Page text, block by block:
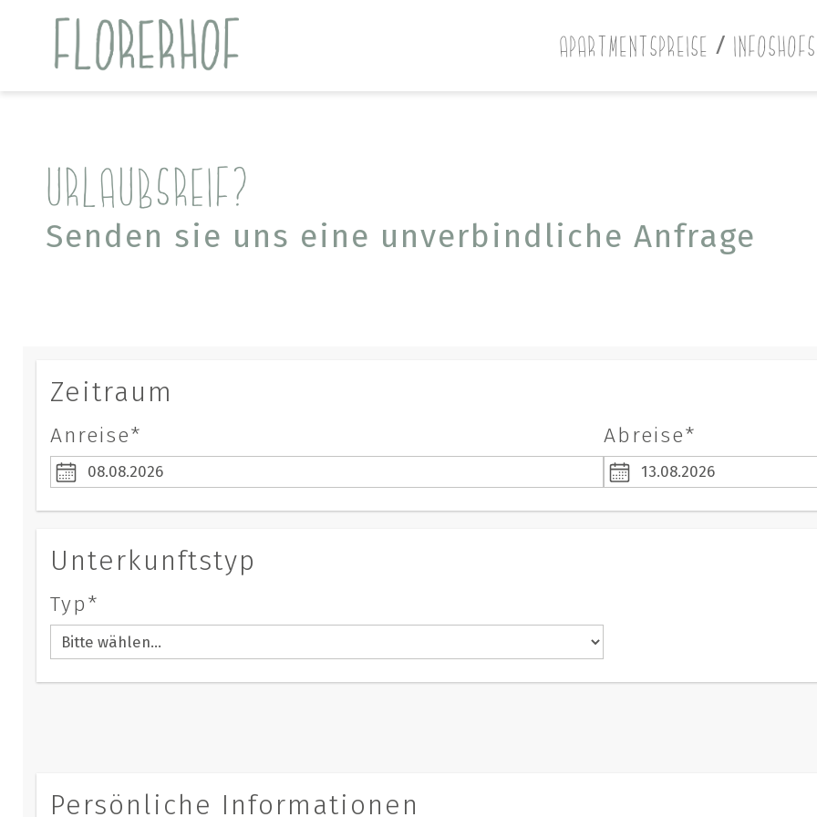
APARTMENTSPREISE / INFOS
URLAUBSREIF?
Senden sie uns eine unverbindliche Anfrage
Zeitraum
Anreise* Abreise*
Unterkunftstyp
Typ*
Persönliche Informationen